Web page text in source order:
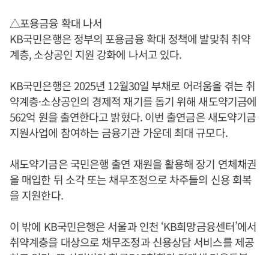
△포용금융 확대 나서
KB국민은행은 정부의 포용금융 확대 정책에 발맞춰 취약
계층, 소상공인 지원 강화에 나서고 있다.
KB국민은행은 2025년 12월30일 부채로 어려움을 겪는 취
약계층·소상공인의 경제적 재기를 돕기 위해 새도약기금에
562억 원을 출연한다고 밝혔다. 이번 출연금은 새도약기금
지원사업에 참여하는 금융기관 가운데 최대 규모다.
새도약기금은 국민은행 출연 재원을 활용해 장기 연체채권
을 매입한 뒤 소각 또는 채무조정으로 차주들의 신용 회복
을 지원한다.
이 밖에 KB국민은행은 서울과 인천 ‘KB희망금융센터’에서
취약계층을 대상으로 채무조정과 신용상담 서비스를 제공